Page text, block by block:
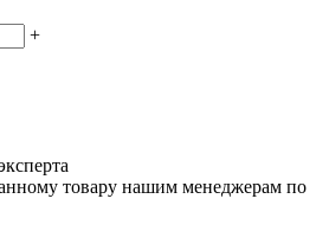
+
товару нашим менеджерам по